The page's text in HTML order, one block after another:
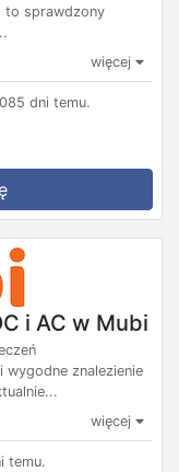
to sprawdzony
więcej
dni temu.
i AC w Mubi
znalezienie
więcej
temu.